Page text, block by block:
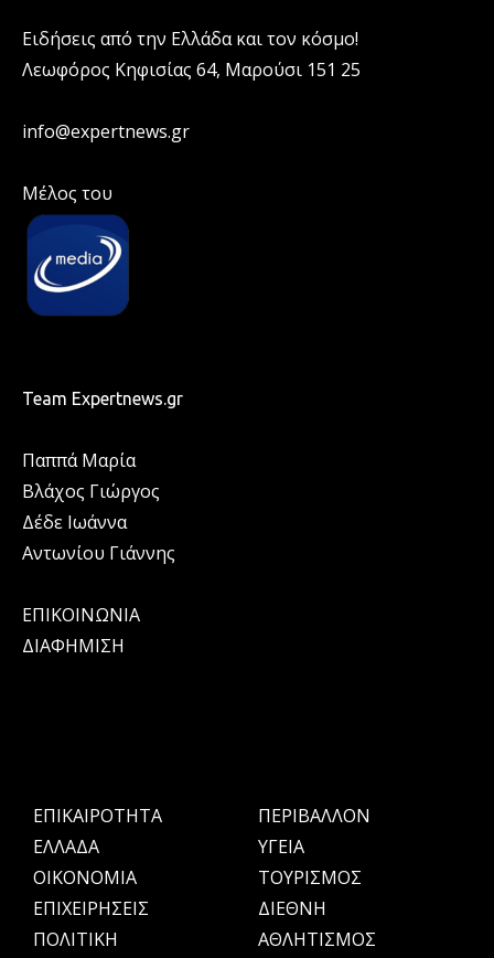
Ειδήσεις από την Ελλάδα και τον κόσμο!
Λεωφόρος Κηφισίας 64, Μαρούσι 151 25
info@expertnews.gr
Μέλος του
Team Expertnews.gr
Παππά Μαρία
Βλάχος Γιώργος
Δέδε Ιωάννα
Αντωνίου Γιάννης
ΕΠΙΚΟΙΝΩΝΙΑ
ΔΙΑΦΗΜΙΣΗ
ΕΠΙΚΑΙΡΟΤΗΤΑ
ΕΛΛΑΔΑ
OIKONOMIA
ΕΠΙΧΕΙΡΗΣΕΙΣ
ΠΟΛΙΤΙΚΗ
ΠΕΡΙΒΑΛΛΟΝ
ΥΓΕΙΑ
ΤΟΥΡΙΣΜΟΣ
ΔΙΕΘΝΗ
ΑΘΛΗΤΙΣΜΟΣ